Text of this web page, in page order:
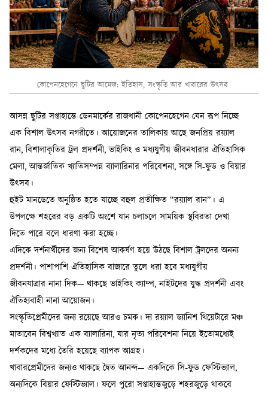
কোপেনহেগেনে ছুটির আমেজ: ইতিহাস, সংস্কৃতি আর খাবারের উৎসব